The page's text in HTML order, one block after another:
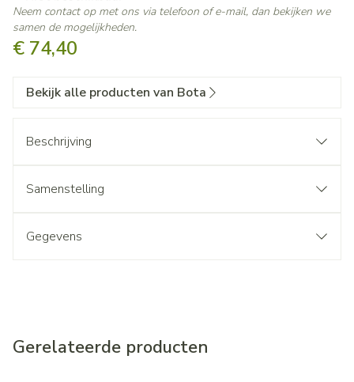
€ 74,40
Neem contact op met ons via telefoon of e-mail, dan bekijken we
samen de mogelijkheden.
Bekijk alle producten van Bota
Beschrijving
Samenstelling
Gegevens
Gerelateerde producten